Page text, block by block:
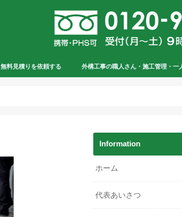
無料見積りを依頼する 外構工事の職人さん・施工管理・一
Information
ホーム
代表あいさつ